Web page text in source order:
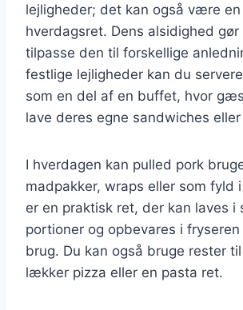
lejligheder; det kan også være
hverdagsret. Dens alsidighed
tilpasse den til forskellige
festlige lejligheder kan du
som en del af en buffet, hvor
lave deres egne sandwiches
I hverdagen kan pulled pork
madpakker, wraps eller som fyld
er en praktisk ret, der kan laves i
portioner og opbevares i
brug. Du kan også bruge rester
lækker pizza eller en pasta ret.